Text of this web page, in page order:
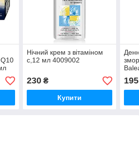
Нічний крем з вітаміном
с,12 мл 4009002
230₴
Купити
195